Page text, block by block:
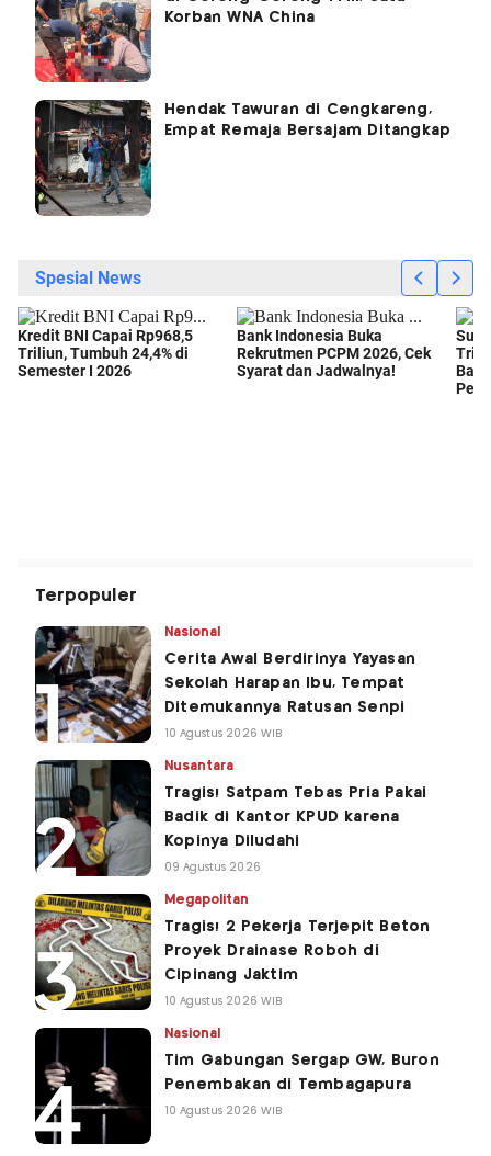
Korban WNA China
Hendak Tawuran di Cengkareng,
Empat Remaja Bersajam Ditangkap
Terpopuler
Nasional
Cerita Awal Berdirinya Yayasan
Sekolah Harapan Ibu, Tempat
Ditemukannya Ratusan Senpi
10 Agustus 2026 WIB
Nusantara
Tragis! Satpam Tebas Pria Pakai
Badik di Kantor KPUD karena
Kopinya Diludahi
09 Agustus 2026
Megapolitan
Tragis! 2 Pekerja Terjepit Beton
Proyek Drainase Roboh di
Cipinang Jaktim
10 Agustus 2026 WIB
Nasional
Tim Gabungan Sergap GW, Buron
Penembakan di Tembagapura
10 Agustus 2026 WIB